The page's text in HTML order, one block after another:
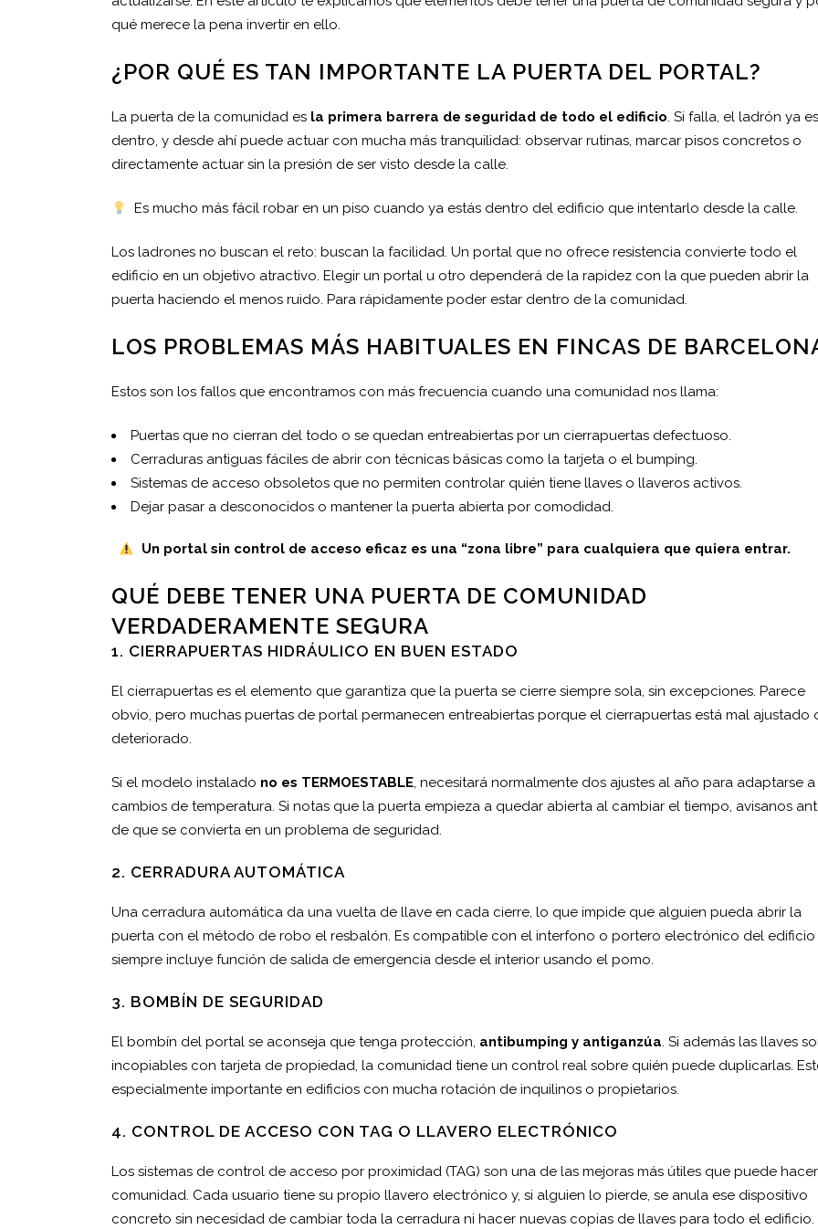
qué merece la pena invertir en ello.
¿POR QUÉ ES TAN IMPORTANTE LA PUERTA DEL PORTAL?
La puerta de la comunidad es la primera barrera de seguridad de todo el edificio. Si falla, el ladrón ya
dentro, y desde ahí puede actuar con mucha más tranquilidad: observar rutinas, marcar pisos concretos o
directamente actuar sin la presión de ser visto desde la calle.
Es mucho más fácil robar en un piso cuando ya estás dentro del edificio que intentarlo desde la calle.
Los ladrones no buscan el reto: buscan la facilidad. Un portal que no ofrece resistencia convierte todo el
edificio en un objetivo atractivo. Elegir un portal u otro dependerá de la rapidez con la que pueden abrir la
puerta haciendo el menos ruido. Para rápidamente poder estar dentro de la comunidad.
LOS PROBLEMAS MÁS HABITUALES EN FINCAS DE
Estos son los fallos que encontramos con más frecuencia cuando una comunidad nos llama:
Puertas que no cierran del todo o se quedan entreabiertas por un cierrapuertas defectuoso.
Cerraduras antiguas fáciles de abrir con técnicas básicas como la tarjeta o el bumping.
Sistemas de acceso obsoletos que no permiten controlar quién tiene llaves o llaveros activos.
Dejar pasar a desconocidos o mantener la puerta abierta por comodidad.
Un portal sin control de acceso eficaz es una “zona libre” para cualquiera que quiera entrar.
QUÉ DEBE TENER UNA PUERTA DE COMUNIDAD
VERDADERAMENTE SEGURA
1. CIERRAPUERTAS HIDRÁULICO EN BUEN ESTADO
El cierrapuertas es el elemento que garantiza que la puerta se cierre siempre sola, sin excepciones. Parece
obvio, pero muchas puertas de portal permanecen entreabiertas porque el cierrapuertas está mal ajustado
deteriorado.
Si el modelo instalado no es TERMOESTABLE, necesitará normalmente dos ajustes al año para adaptarse
cambios de temperatura. Si notas que la puerta empieza a quedar abierta al cambiar el tiempo, avisanos
de que se convierta en un problema de seguridad.
2. CERRADURA AUTOMÁTICA
Una cerradura automática da una vuelta de llave en cada cierre, lo que impide que alguien pueda abrir la
puerta con el método de robo el resbalón. Es compatible con el interfono o portero electrónico del edificio
siempre incluye función de salida de emergencia desde el interior usando el pomo.
3. BOMBÍN DE SEGURIDAD
El bombín del portal se aconseja que tenga protección, antibumping y antiganzúa. Si además las llaves
incopiables con tarjeta de propiedad, la comunidad tiene un control real sobre quién puede duplicarlas.
especialmente importante en edificios con mucha rotación de inquilinos o propietarios.
4. CONTROL DE ACCESO CON TAG O LLAVERO ELECTRÓNICO
Los sistemas de control de acceso por proximidad (TAG) son una de las mejoras más útiles que puede
comunidad. Cada usuario tiene su propio llavero electrónico y, si alguien lo pierde, se anula ese dispositivo
concreto sin necesidad de cambiar toda la cerradura ni hacer nuevas copias de llaves para todo el edificio.